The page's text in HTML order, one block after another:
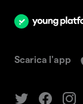
Scarica l'app